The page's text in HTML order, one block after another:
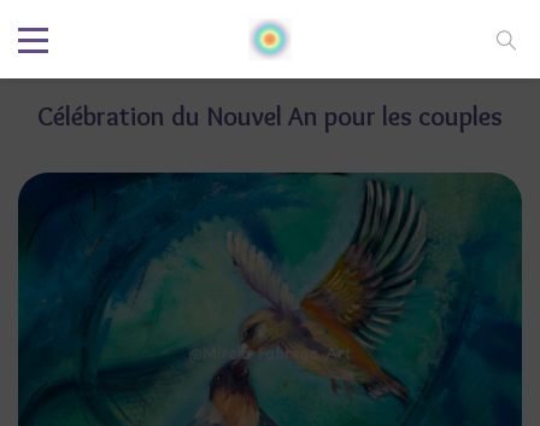
Célébration du Nouvel An pour les couples